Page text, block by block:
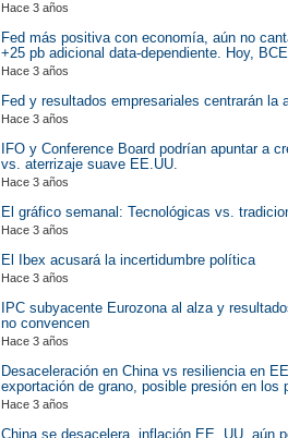
Hace 3 años
Fed más positiva con economía, aún no
+25 pb adicional data-dependiente. Hoy, BCE
Hace 3 años
Fed y resultados empresariales centrarán la
Hace 3 años
IFO y Conference Board podrían apuntar a
vs. aterrizaje suave EE.UU.
Hace 3 años
El gráfico semanal: Tecnológicas vs.
Hace 3 años
El Ibex acusará la incertidumbre política
Hace 3 años
IPC subyacente Eurozona al alza y
no convencen
Hace 3 años
Desaceleración en China vs resiliencia en
exportación de grano, posible presión en los
Hace 3 años
China se desacelera, inflación EE. UU. aún